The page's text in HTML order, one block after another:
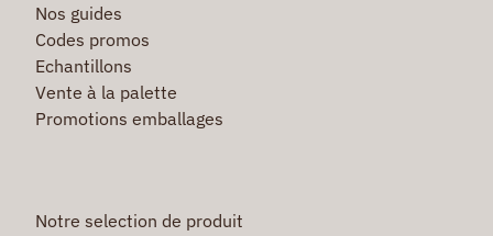
Nos guides
Codes promos
Echantillons
Vente à la palette
Promotions emballages
Notre selection de produit